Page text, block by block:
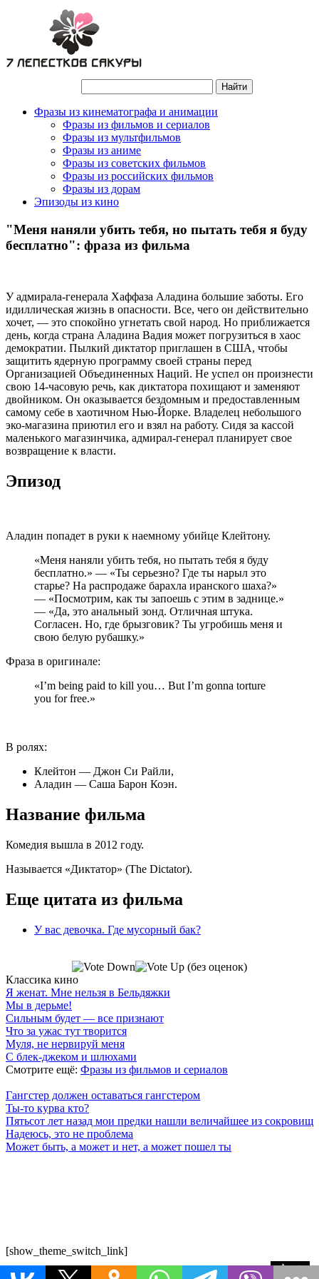
Фразы из кинематографа и анимации
Фразы из фильмов и сериалов
Фразы из мультфильмов
Фразы из аниме
Фразы из советских фильмов
Фразы из российских фильмов
Фразы из дорам
Эпизоды из кино
"Меня наняли убить тебя, но пытать тебя я буду
бесплатно": фраза из фильма
У адмирала-генерала Хаффаза Аладина большие заботы. Его
идиллическая жизнь в опасности. Все, чего он действительно
хочет, — это спокойно угнетать свой народ. Но приближается
день, когда страна Аладина Вадия может погрузиться в хаос
демократии. Пылкий диктатор приглашен в США, чтобы
защитить ядерную программу своей страны перед
Организацией Объединенных Наций. Не успел он произнести
свою 14-часовую речь, как диктатора похищают и заменяют
двойником. Он оказывается бездомным и предоставленным
самому себе в хаотичном Нью-Йорке. Владелец небольшого
эко-магазина приютил его и взял на работу. Сидя за кассой
маленького магазинчика, адмирал-генерал планирует свое
возвращение к власти.
Эпизод
Аладин попадет в руки к наемному убийце Клейтону.
«Меня наняли убить тебя, но пытать тебя я буду
бесплатно.» — «Ты серьезно? Где ты нарыл это
старье? На распродаже барахла иранского шаха?»
— «Посмотрим, как ты запоешь с этим в заднице.»
— «Да, это анальный зонд. Отличная штука.
Согласен. Но, где брызговик? Ты угробишь меня и
свою белую рубашку.»
Фраза в оригинале:
«I’m being paid to kill you… But I’m gonna torture
you for free.»
В ролях:
Клейтон — Джон Си Райли,
Аладин — Саша Барон Коэн.
Название фильма
Комедия вышла в 2012 году.
Называется «Диктатор» (The Dictator).
Еще цитата из фильма
У вас девочка. Где мусорный бак?
(без оценок)
Классика кино
Я женат. Мне нельзя в Бельдяжки
Мы в дерьме!
Сильным будет — все признают
Что за ужас тут творится
Муля, не нервируй меня
С блек-джеком и шлюхами
Смотрите ещё: Фразы из фильмов и сериалов
Гангстер должен оставаться гангстером
Ты-то курва кто?
Пятьсот лет назад мои предки нашли величайшее из сокровищ
Надеюсь, это не проблема
Может быть, а может и нет, а может пошел ты
[show_theme_switch_link]